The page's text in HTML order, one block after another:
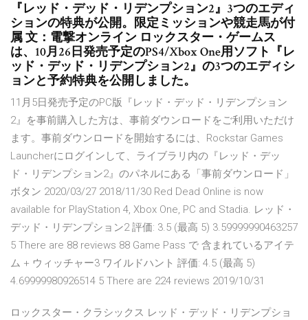
『レッド・デッド・リデンプション2』3つのエディ
ションの特典が公開。限定ミッションや競走馬が付
属 文：電撃オンライン ロックスター・ゲームス
は、10月26日発売予定のPS4/Xbox One用ソフト『レ
ッド・デッド・リデンプション2』の3つのエディシ
ョンと予約特典を公開しました。
11月5日発売予定のPC版『レッド・デッド・リデンプション
2』を事前購入した方は、事前ダウンロードをご利用いただけ
ます。事前ダウンロードを開始するには、Rockstar Games
Launcherにログインして、ライブラリ内の『レッド・デッ
ド・リデンプション2』のパネルにある「事前ダウンロード」
ボタン 2020/03/27 2018/11/30 Red Dead Online is now
available for PlayStation 4, Xbox One, PC and Stadia. レッド・
デッド・リデンプション2 評価: 3.5 (最高 5) 3.59999990463257
5 There are 88 reviews 88 Game Pass で 含まれているアイテ
ム + ウィッチャー3 ワイルドハント 評価: 4.5 (最高 5)
4.69999980926514 5 There are 224 reviews 2019/10/31
ロックスター・クラシックス レッド・デッド・リデンプショ